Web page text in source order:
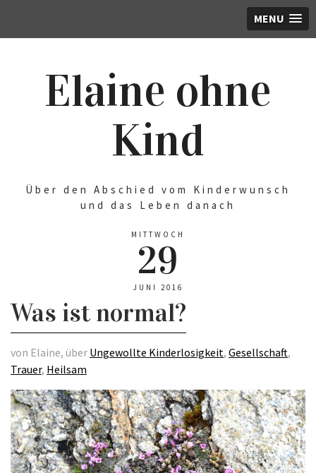
MENU
Elaine ohne
Kind
Über den Abschied vom Kinderwunsch
und das Leben danach
MITTWOCH
29
JUNI 2016
Was ist normal?
von Elaine, über Ungewollte Kinderlosigkeit, Gesellschaft,
Trauer, Heilsam